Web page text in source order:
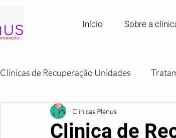
Início Sobre a
Clinicas de Recuperação Unidades
Clínicas por Região em SP
Clinica de
Clínicas Plenus